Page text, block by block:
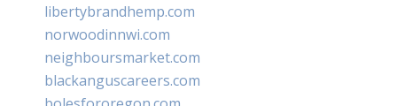
libertybrandhemp.com
norwoodinnwi.com
neighboursmarket.com
blackanguscareers.com